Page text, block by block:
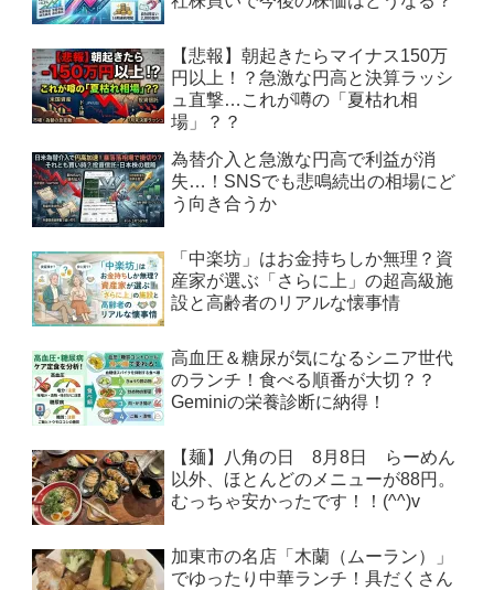
【悲報】朝起きたらマイナス150万
円以上！？急激な円高と決算ラッシ
ュ直撃…これが噂の「夏枯れ相
場」？？
為替介入と急激な円高で利益が消
失…！SNSでも悲鳴続出の相場にど
う向き合うか
「中楽坊」はお金持ちしか無理？資
産家が選ぶ「さらに上」の超高級施
設と高齢者のリアルな懐事情
高血圧＆糖尿が気になるシニア世代
のランチ！食べる順番が大切？？
Geminiの栄養診断に納得！
【麺】八角の日 8月8日 らーめん
以外、ほとんどのメニューが88円。
むっちゃ安かったです！！(^^)v
加東市の名店「木蘭（ムーラン）」
でゆったり中華ランチ！具だくさん